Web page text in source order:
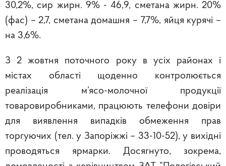
30,2%, сир жирн. 9% - 46,9, сметана жирн. 20%
(фас) – 2,7, сметана домашня – 7,7%, яйця курячі –
на 3,6%.
З 2 жовтня поточного року в усіх районах і
містах області щоденно контролюється
реалізація м’ясо-молочної продукції
товаровиробниками, працюють телефони довіри
для виявлення випадків обмеження прав
торгуючих (тел. у Запоріжжі – 33-10-52), у вихідні
проводяться ярмарки. Досягнуто, зокрема,